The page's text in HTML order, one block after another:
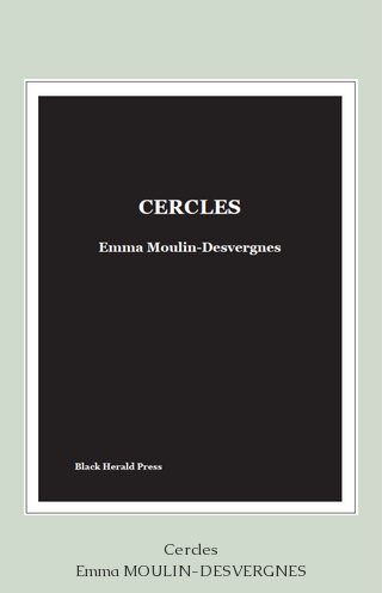
Cercles
Emma MOULIN-DESVERGNES